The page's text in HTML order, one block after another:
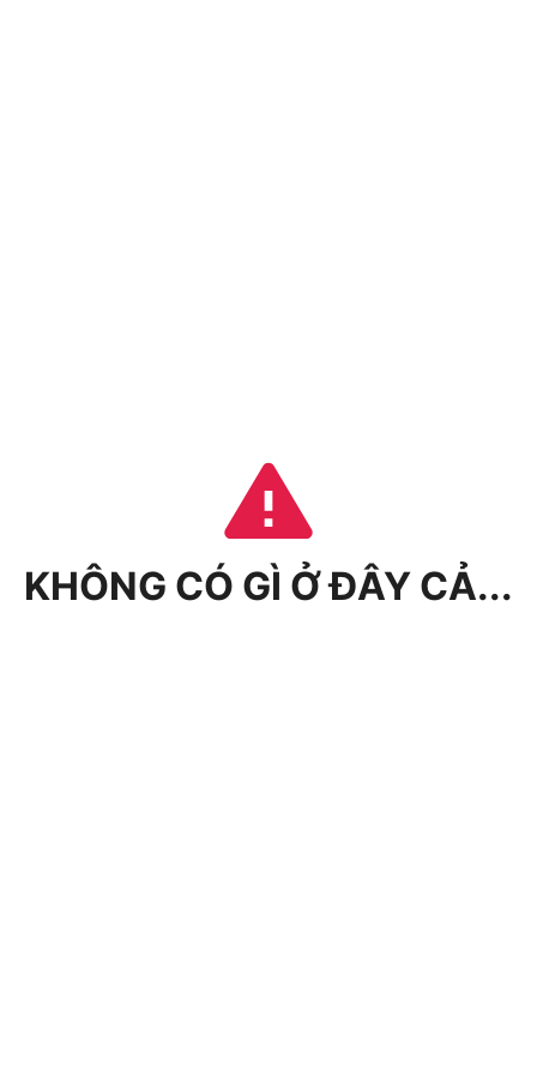
KHÔNG CÓ GÌ Ở ĐÂY CẢ...